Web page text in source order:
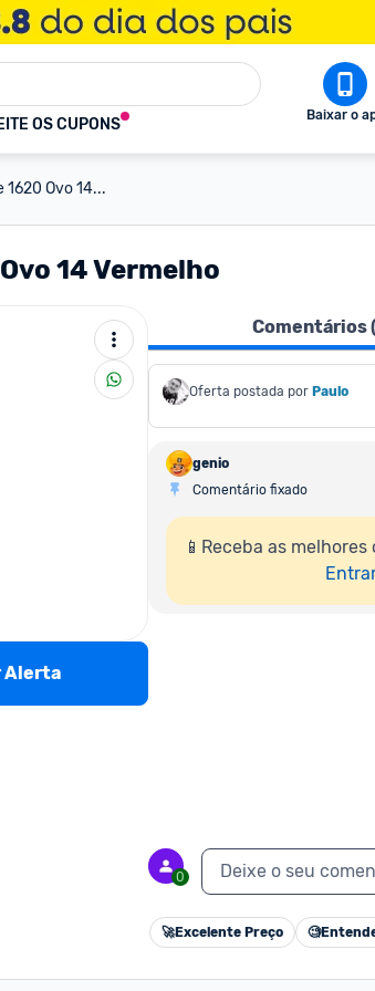
OS CUPONS Baixar o
Ovo 14...
14 Vermelho
Alerta
Comentários
Oferta postada por Paulo
genio
Comentário fixado
📱Receba as
0 Deixe o seu
🚀Excelente Preço 🧐